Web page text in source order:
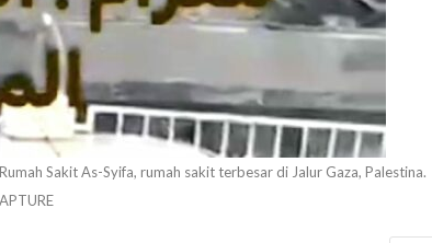
Sakit As-Syifa, rumah sakit terbesar di Jalur Gaza, Palestina.